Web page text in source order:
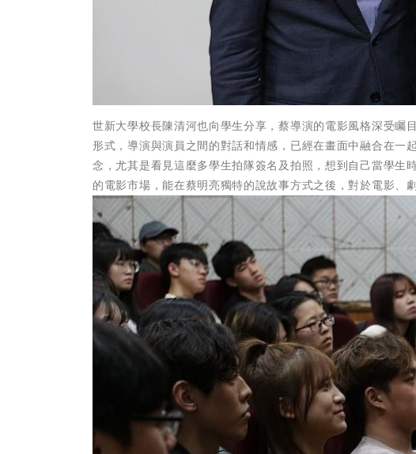
世新大學校長陳清河也向學生分享，蔡導演的電影風格深受
形式，導演與演員之間的對話和情感，已經在畫面中融合在
念，尤其是看見這麼多學生拍隊簽名及拍照，想到自己當學
的電影市場，能在蔡明亮獨特的說故事方式之後，對於電影、